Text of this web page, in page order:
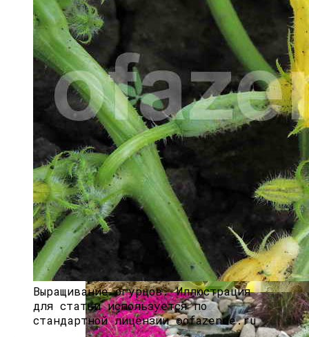
Если Ботва Картошки Сохнет
Быстрорастущий Живой Забор —
Выбираем Правильные Растения
Выращивание огурцов.Иллюстрация
для статьи используется по
стандартной лицензии ©ofazende.ru